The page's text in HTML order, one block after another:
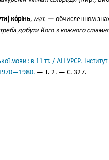
ко́рінь, мат. — обчисленням
треба добути його з кожного
мови: в 11 тт. / АН УРСР.
— Т. 2. — С. 327.